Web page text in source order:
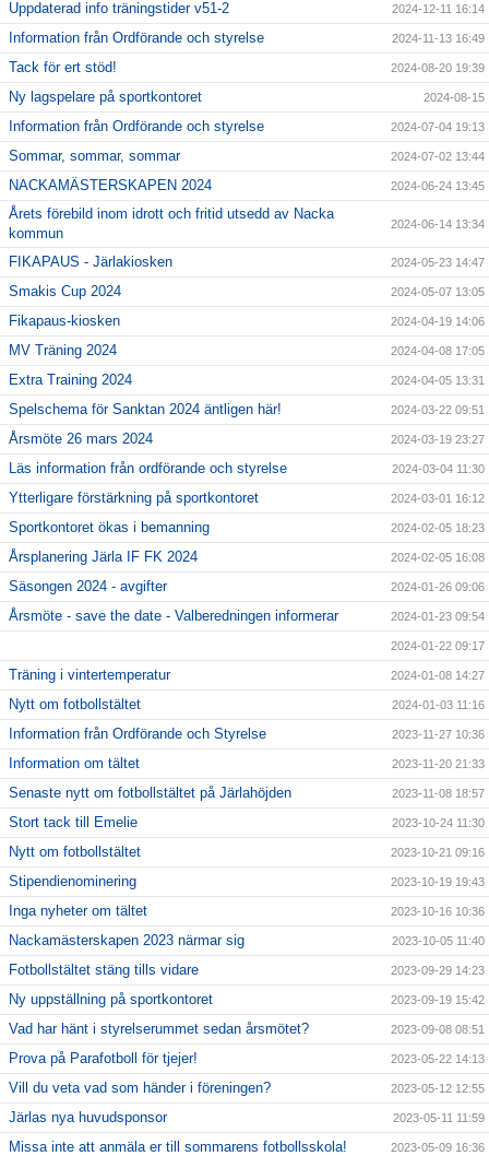
Uppdaterad info träningstider v51-2 2024-12-11 16:14
Information från Ordförande och styrelse 2024-11-13 16:49
Tack för ert stöd! 2024-08-20 19:39
Ny lagspelare på sportkontoret 2024-08-15
Information från Ordförande och styrelse 2024-07-04 19:13
Sommar, sommar, sommar 2024-07-02 13:44
NACKAMÄSTERSKAPEN 2024 2024-06-24 13:45
Årets förebild inom idrott och fritid utsedd av Nacka
kommun
2024-06-14 13:34
FIKAPAUS - Järlakiosken 2024-05-23 14:47
Smakis Cup 2024 2024-05-07 13:05
Fikapaus-kiosken 2024-04-19 14:06
MV Träning 2024 2024-04-08 17:05
Extra Training 2024 2024-04-05 13:31
Spelschema för Sanktan 2024 äntligen här! 2024-03-22 09:51
Årsmöte 26 mars 2024 2024-03-19 23:27
Läs information från ordförande och styrelse 2024-03-04 11:30
Ytterligare förstärkning på sportkontoret 2024-03-01 16:12
Sportkontoret ökas i bemanning 2024-02-05 18:23
Årsplanering Järla IF FK 2024 2024-02-05 16:08
Säsongen 2024 - avgifter 2024-01-26 09:06
Årsmöte - save the date - Valberedningen informerar 2024-01-23 09:54
2024-01-22 09:17
Träning i vintertemperatur 2024-01-08 14:27
Nytt om fotbollstältet 2024-01-03 11:16
Information från Ordförande och Styrelse 2023-11-27 10:36
Information om tältet 2023-11-20 21:33
Senaste nytt om fotbollstältet på Järlahöjden 2023-11-08 18:57
Stort tack till Emelie 2023-10-24 11:30
Nytt om fotbollstältet 2023-10-21 09:16
Stipendienominering 2023-10-19 19:43
Inga nyheter om tältet 2023-10-16 10:36
Nackamästerskapen 2023 närmar sig 2023-10-05 11:40
Fotbollstältet stäng tills vidare 2023-09-29 14:23
Ny uppställning på sportkontoret 2023-09-19 15:42
Vad har hänt i styrelserummet sedan årsmötet? 2023-09-08 08:51
Prova på Parafotboll för tjejer! 2023-05-22 14:13
Vill du veta vad som händer i föreningen? 2023-05-12 12:55
Järlas nya huvudsponsor 2023-05-11 11:59
Missa inte att anmäla er till sommarens fotbollsskola! 2023-05-09 16:36